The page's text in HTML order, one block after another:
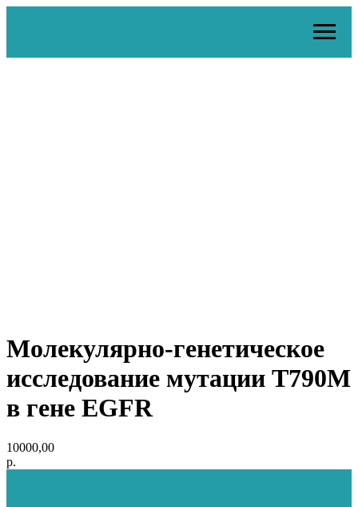
Молекулярно-генетическое
исследование мутации T790M
в гене EGFR
10000,00
р.